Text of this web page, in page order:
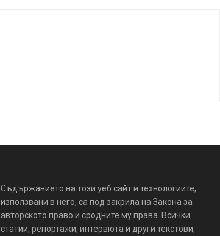
Съдържанието на този уеб сайт и технологиите,
използвани в него, са под закрила на Закона за
авторското право и сродните му права. Всички
статии, репортажи, интервюта и други текстови,